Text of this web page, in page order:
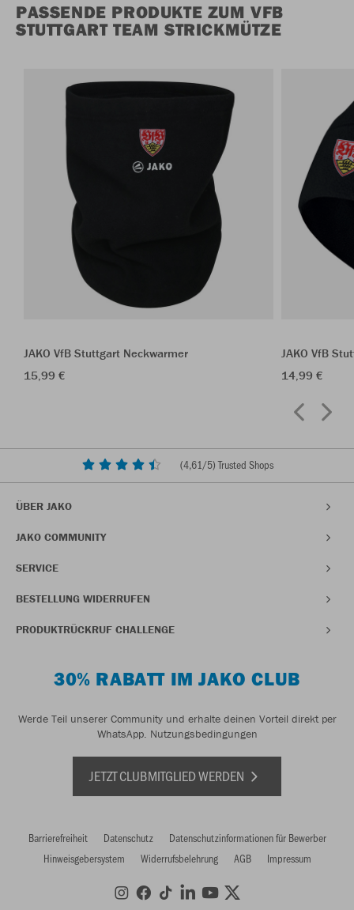
PASSENDE PRODUKTE ZUM VFB
STUTTGART TEAM STRICKMÜTZE
JAKO VfB Stuttgart Neckwarmer
15,99 €
JAKO VfB
14,99 €
(4,61/5) Trusted Shops
ÜBER JAKO
JAKO COMMUNITY
SERVICE
BESTELLUNG WIDERRUFEN
PRODUKTRÜCKRUF CHALLENGE
30% RABATT IM JAKO CLUB
Werde Teil unserer Community und erhalte deinen Vorteil direkt per
WhatsApp. Nutzungsbedingungen
JETZT CLUBMITGLIED WERDEN
Barrierefreiheit Datenschutz
Datenschutzinformationen für Bewerber
Hinweisgebersystem
Widerrufsbelehrung AGB Impressum